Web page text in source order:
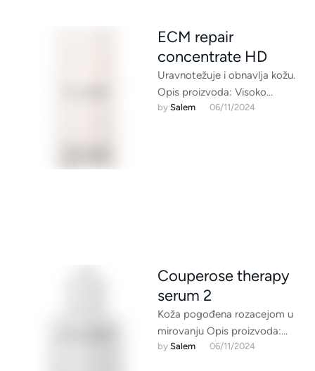
ECM repair
concentrate HD
Uravnotežuje i obnavlja kožu.
Opis proizvoda: Visoko
koncentrirani serum za
by Salem 06/11/2024
Couperose therapy
serum 2
Koža pogođena rozacejom u
mirovanju Opis proizvoda:
Uravnotežavajući serum za
by Salem 06/11/2024